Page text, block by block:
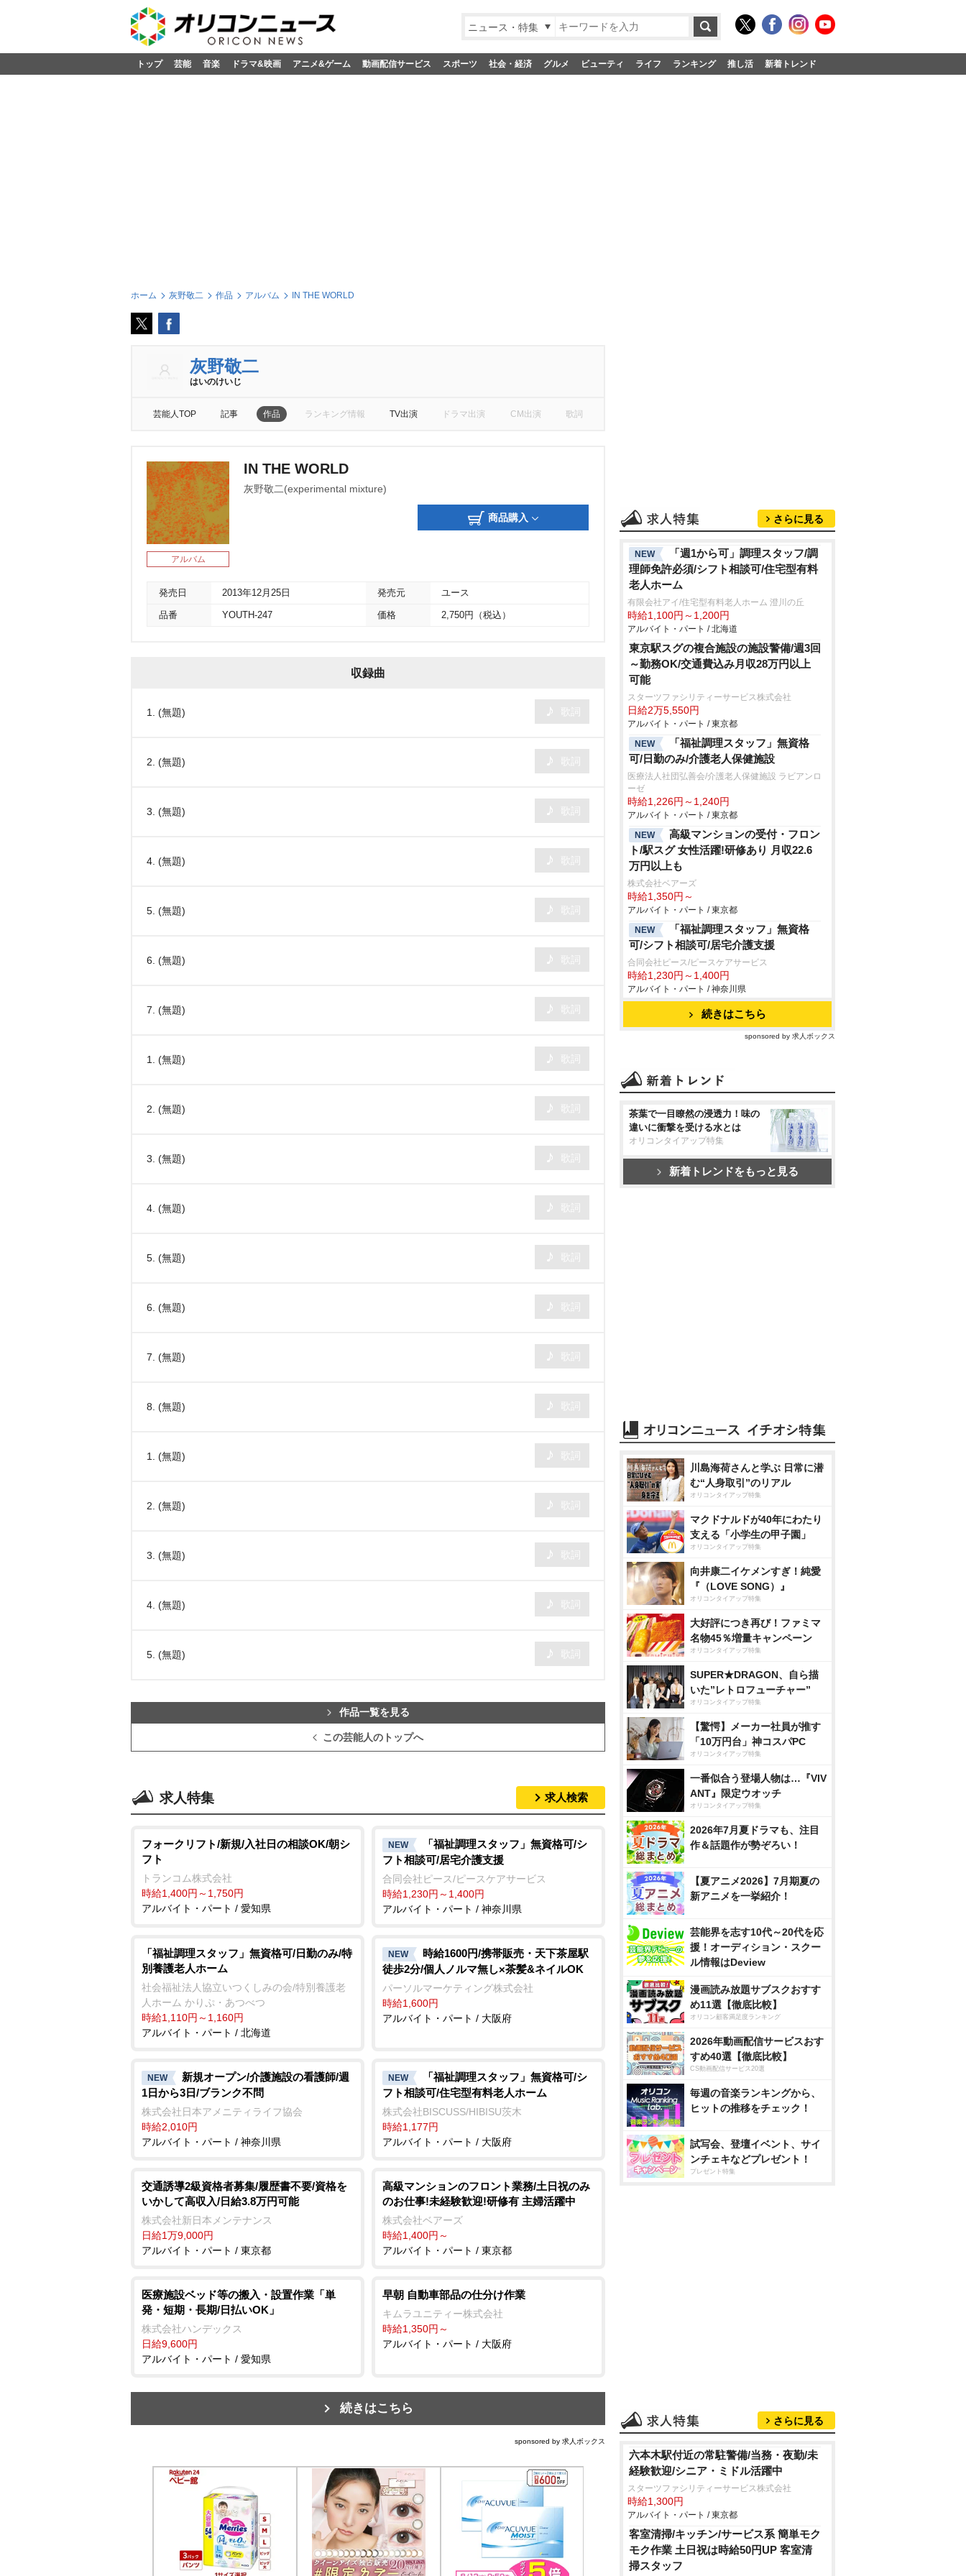
ニュース・特集
トップ 芸能 音楽 ドラマ&映画 アニメ&ゲーム 動画配信サービス スポーツ 社会・経済 グルメ ビューティ ライフ ランキング 推し活 新着トレンド
ホーム 灰野敬二 作品 アルバム IN THE WORLD
灰野敬二
はいのけいじ
芸能人TOP 記事 作品 ランキング情報 TV出演 ドラマ出演 CM出演 歌詞
アルバム
IN THE WORLD
灰野敬二(experimental mixture)
商品購入
発売日 2013年12月25日 発売元 ユース
品番 YOUTH-247 価格 2,750円（税込）
収録曲
1. (無題)
2. (無題)
3. (無題)
4. (無題)
5. (無題)
6. (無題)
7. (無題)
1. (無題)
2. (無題)
3. (無題)
4. (無題)
5. (無題)
6. (無題)
7. (無題)
8. (無題)
1. (無題)
2. (無題)
3. (無題)
4. (無題)
5. (無題)
作品一覧を見る
この芸能人のトップへ
求人特集 求人検索
フォークリフト/新規/入社日の相談OK/朝シ
フト
トランコム株式会社
時給1,400円～1,750円
アルバイト・パート / 愛知県
NEW
「福祉調理スタッフ」無資格可/シ
フト相談可/居宅介護支援
合同会社ピース/ピースケアサービス
時給1,230円～1,400円
アルバイト・パート / 神奈川県
「福祉調理スタッフ」無資格可/日勤のみ/特
別養護老人ホーム
社会福祉法人協立いつくしみの会/特別養護老
人ホーム かりぷ・あつべつ
時給1,110円～1,160円
アルバイト・パート / 北海道
NEW
時給1600円/携帯販売・天下茶屋駅
徒歩2分/個人ノルマ無し×茶髪&ネイルOK
パーソルマーケティング株式会社
時給1,600円
アルバイト・パート / 大阪府
NEW
新規オープン/介護施設の看護師/週
1日から3日/ブランク不問
株式会社日本アメニティライフ協会
時給2,010円
アルバイト・パート / 神奈川県
NEW
「福祉調理スタッフ」無資格可/シ
フト相談可/住宅型有料老人ホーム
株式会社BISCUSS/HIBISU茨木
時給1,177円
アルバイト・パート / 大阪府
交通誘導2級資格者募集/履歴書不要/資格を
いかして高収入/日給3.8万円可能
株式会社新日本メンテナンス
日給1万9,000円
アルバイト・パート / 東京都
⾼級マンションのフロント業務/土日祝のみ
のお仕事!未経験歓迎!研修有 主婦活躍中
株式会社ベアーズ
時給1,400円～
アルバイト・パート / 東京都
医療施設ベッド等の搬入・設置作業「単
発・短期・長期/日払いOK」
株式会社ハンデックス
日給9,600円
アルバイト・パート / 愛知県
早朝 自動車部品の仕分け作業
キムラユニティー株式会社
時給1,350円～
アルバイト・パート / 大阪府
続きはこちら
sponsored by 求人ボックス
さらに見る
NEW
「週1から可」調理スタッフ/調
理師免許必須/シフト相談可/住宅型有料
老人ホーム
有限会社アイ/住宅型有料老人ホーム 澄川の丘
時給1,100円～1,200円
アルバイト・パート / 北海道
東京駅スグの複合施設の施設警備/週3回
～勤務OK/交通費込み月収28万円以上
可能
スターツファシリティーサービス株式会社
日給2万5,550円
アルバイト・パート / 東京都
NEW
「福祉調理スタッフ」無資格
可/日勤のみ/介護老人保健施設
医療法人社団弘善会/介護老人保健施設 ラビアンロ
ーゼ
時給1,226円～1,240円
アルバイト・パート / 東京都
NEW
高級マンションの受付・フロン
ト/駅スグ 女性活躍!研修あり 月収22.6
万円以上も
株式会社ベアーズ
時給1,350円～
アルバイト・パート / 東京都
NEW
「福祉調理スタッフ」無資格
可/シフト相談可/居宅介護支援
合同会社ピース/ピースケアサービス
時給1,230円～1,400円
アルバイト・パート / 神奈川県
続きはこちら
sponsored by 求人ボックス
茶葉で一目瞭然の浸透力！味の
違いに衝撃を受ける水とは
オリコンタイアップ特集
新着トレンドをもっと見る
川島海荷さんと学ぶ 日常に潜
む“人身取引”のリアル
オリコンタイアップ特集
マクドナルドが40年にわたり
支える「小学生の甲子園」
オリコンタイアップ特集
向井康二イケメンすぎ！純愛
『（LOVE SONG）』
オリコンタイアップ特集
大好評につき再び！ファミマ
名物45％増量キャンペーン
オリコンタイアップ特集
SUPER★DRAGON、自ら描
いた”レトロフューチャー”
オリコンタイアップ特集
【驚愕】メーカー社員が推す
「10万円台」神コスパPC
オリコンタイアップ特集
一番似合う登場人物は…『VIV
ANT』限定ウオッチ
オリコンタイアップ特集
2026年7月夏ドラマも、注目
作＆話題作が勢ぞろい！
【夏アニメ2026】7月期夏の
新アニメを一挙紹介！
芸能界を志す10代～20代を応
援！オーディション・スクー
ル情報はDeview
漫画読み放題サブスクおすす
め11選【徹底比較】
オリコン顧客満足度ランキング
2026年動画配信サービスおす
すめ40選【徹底比較】
CS動画配信サービス20選
毎週の音楽ランキングから、
ヒットの推移をチェック！
試写会、登壇イベント、サイ
ンチェキなどプレゼント！
プレゼント特集
さらに見る
六本木駅付近の常駐警備/当務・夜勤/未
経験歓迎/シニア・ミドル活躍中
スターツファシリティーサービス株式会社
時給1,300円
アルバイト・パート / 東京都
客室清掃/キッチン/サービス系 簡単モク
モク作業 土日祝は時給50円UP 客室清
掃スタッフ